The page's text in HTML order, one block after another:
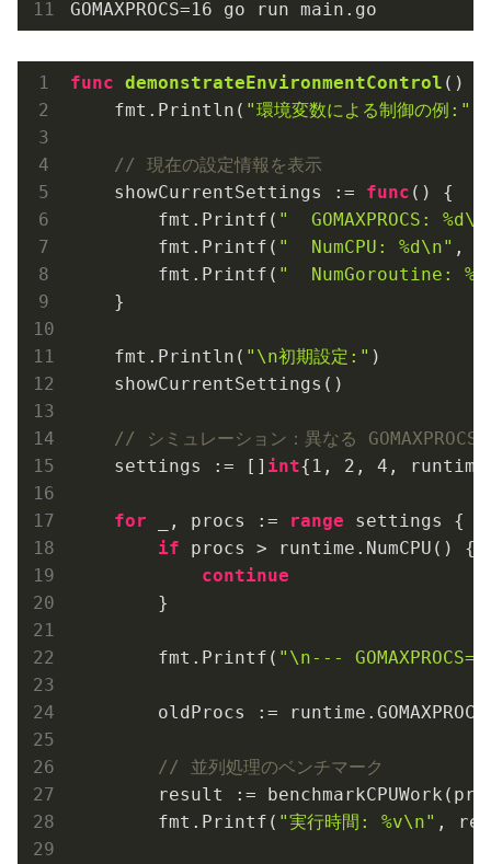
func demonstrateEnvironmentControl ()
    fmt.Println(
"環境変数による制御の例:"
// 現在の設定情報を表示
    showCurrentSettings :=
func ()
{
        fmt.Printf(
"  GOMAXPROCS:
        fmt.Printf(
"  NumCPU: %d\n" ,
        fmt.Printf(
"  NumGoroutine:
    }
    fmt.Println(
"\n初期設定:" )
    showCurrentSettings()
// シミュレーション：異なる GOMAXPROCS
    settings := []
int{ 1 , 2 , 4 ,
for _, procs := range settings {
if procs > runtime.NumCPU() {
continue
        }
        fmt.Printf(
"\n---
oldProcs :=
// 並列処理のベンチマーク
result :=
        fmt.Printf(
"実行時間: %v\n" ,